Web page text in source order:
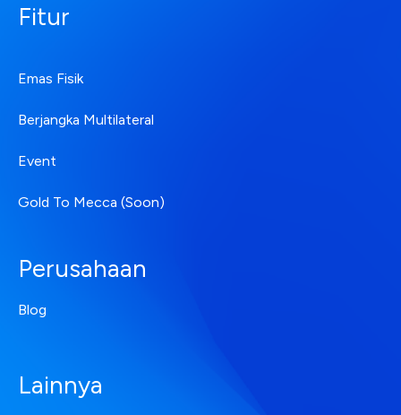
Fitur
Emas Fisik
Berjangka Multilateral
Event
Gold To Mecca (Soon)
Perusahaan
Blog
Lainnya